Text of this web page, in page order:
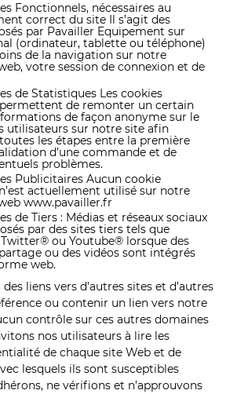
Fonctionnels, nécessaires au
correct du site Il s’agit des
par Pavailler Equipement sur
(ordinateur, tablette ou téléphone)
de la navigation sur notre
votre session de connexion et de
de Statistiques Les cookies
de remonter un certain
de façon anonyme sur le
utilisateurs sur notre site afin
les étapes entre la première
d’une commande et de
problèmes.
Publicitaires Aucun cookie
actuellement utilisé sur notre
www.pavailler.fr
de Tiers : Médias et réseaux sociaux
par des sites tiers tels que
ou Youtube® lorsque des
ou des vidéos sont intégrés
web.
liens vers d’autres sites et d’autres
ou contenir un lien vers notre
contrôle sur ces autres domaines
nos utilisateurs à lire les
de chaque site Web et de
lesquels ils sont susceptibles
ne vérifions et n’approuvons